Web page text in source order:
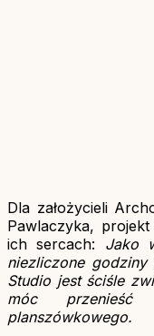
Dla założycieli
Pawlaczyka,
ich sercach: Jako
niezliczone
Studio jest ściśle
móc
planszówkowego.